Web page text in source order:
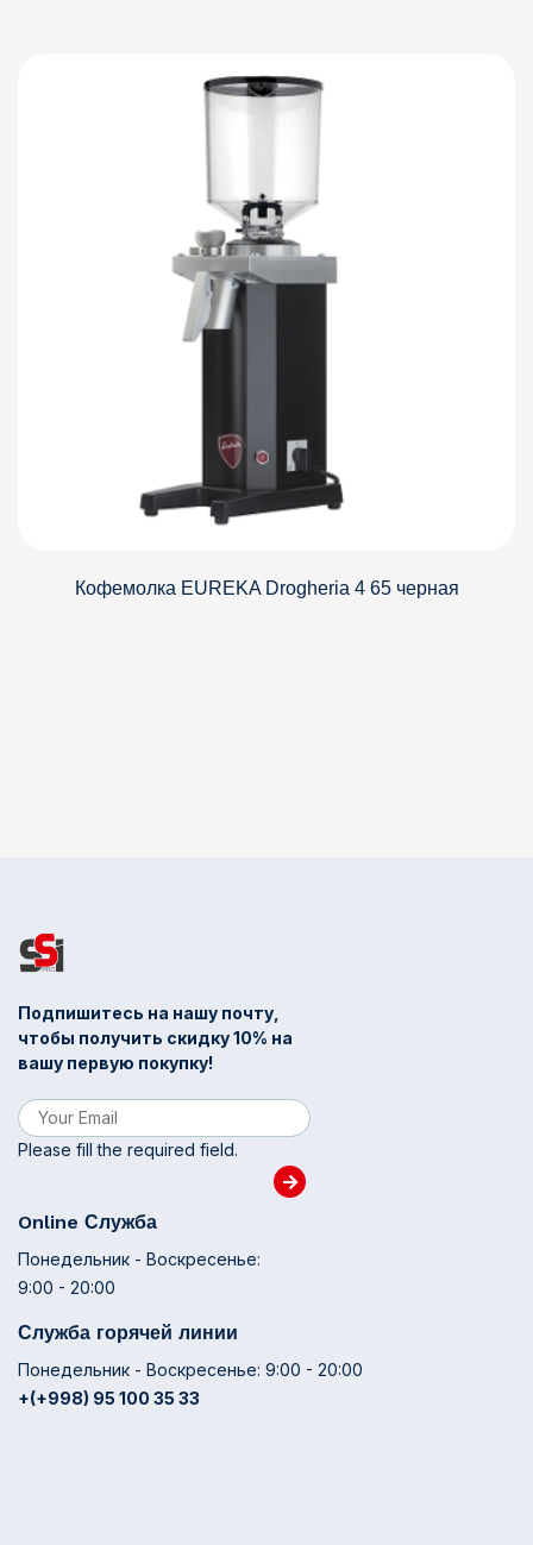
Кофемолка EUREKA Drogheria 4 65 черная
Подпишитесь на нашу почту,
чтобы получить скидку 10% на
вашу первую покупку!
Please fill the required field.
Online Служба
Понедельник - Воскресенье:
9:00 - 20:00
Служба горячей линии
Понедельник - Воскресенье: 9:00 - 20:00
+(+998) 95 100 35 33